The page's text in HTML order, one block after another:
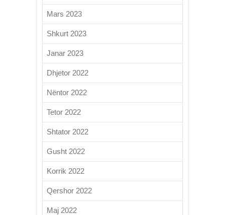
Mars 2023
Shkurt 2023
Janar 2023
Dhjetor 2022
Nëntor 2022
Tetor 2022
Shtator 2022
Gusht 2022
Korrik 2022
Qershor 2022
Maj 2022